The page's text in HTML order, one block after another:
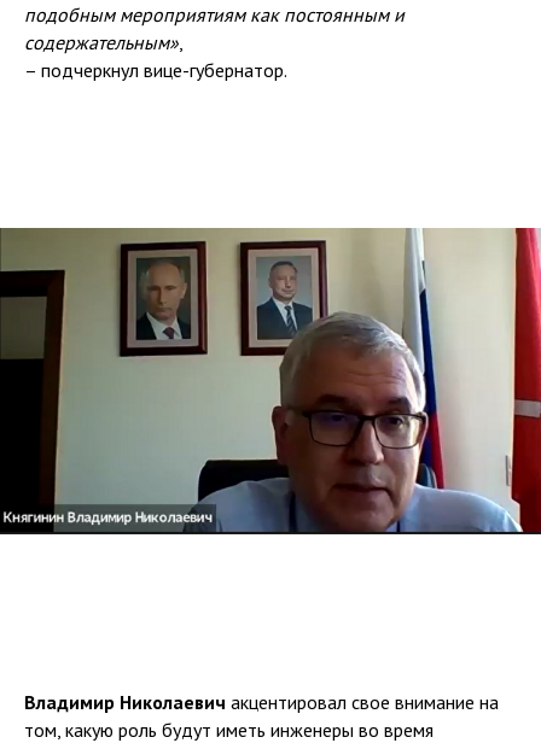
подобным мероприятиям как постоянным и
содержательным»
– подчеркнул вице-губернатор.
Владимир Николаевич акцентировал свое внимание на
том, какую роль будут иметь инженеры во время